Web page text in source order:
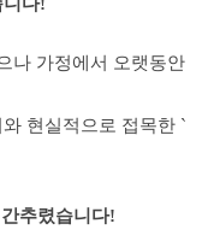
다!
나 가정에서 오랫동안
현실적으로 접목한 `
추렸습니다!